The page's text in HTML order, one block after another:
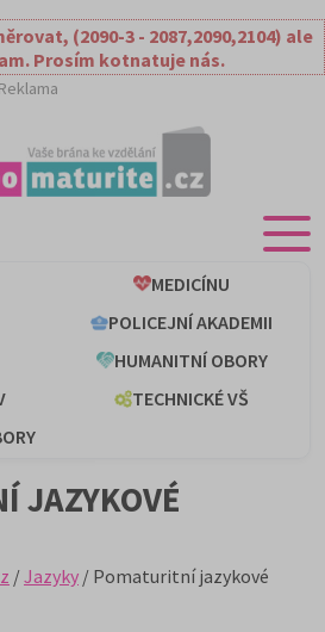
(2090-3 - 2087,2090,2104) ale
Prosím kotnatuje nás.
Reklama
MEDICÍNU
POLICEJNÍ AKADEMII
HUMANITNÍ OBORY
TECHNICKÉ VŠ
JAZYKOVÉ
/Jazyky / Pomaturitní jazykové